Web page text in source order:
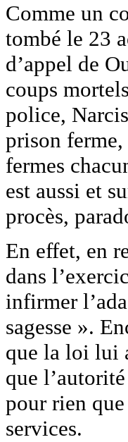
Comme un
tombé le 23
d’appel de
coups
police,
prison
fermes
est aussi et
procès,
En effet, en
dans
infirmer
sagesse ».
que la loi lui
que
pour rien
services.